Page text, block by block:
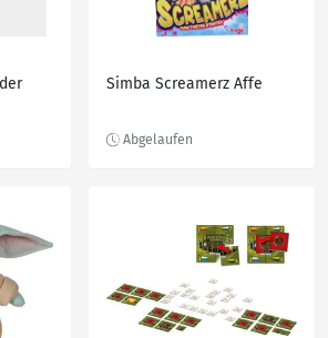
Simba Screamerz Affe